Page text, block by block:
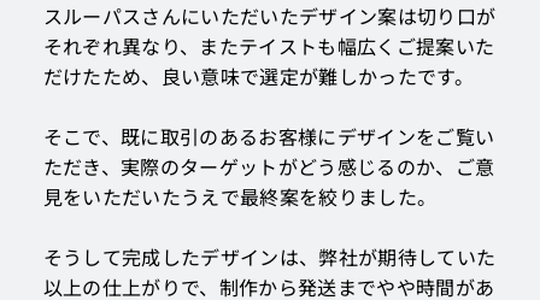
スルーパスさんにいただいたデザイン案は切り口が
それぞれ異なり、またテイストも幅広くご提案いた
だけたため、良い意味で選定が難しかったです。
そこで、既に取引のあるお客様にデザインをご覧い
ただき、実際のターゲットがどう感じるのか、ご意
見をいただいたうえで最終案を絞りました。
そうして完成したデザインは、弊社が期待していた
以上の仕上がりで、制作から発送までやや時間があ